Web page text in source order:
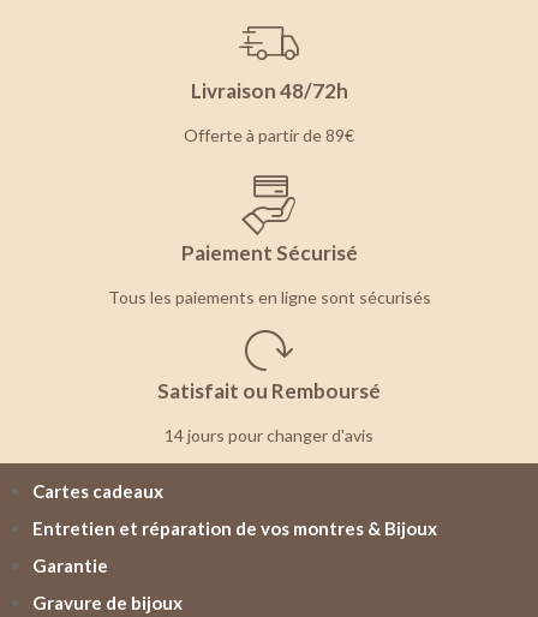
Livraison 48/72h
Offerte à partir de 89€
Paiement Sécurisé
Tous les paiements en ligne sont sécurisés
Satisfait ou Remboursé
14 jours pour changer d'avis
Cartes cadeaux
Entretien et réparation de vos montres & Bijoux
Garantie
Gravure de bijoux